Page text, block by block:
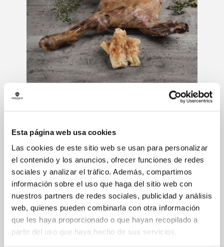
Esta página web usa cookies
Las cookies de este sitio web se usan para personalizar
el contenido y los anuncios, ofrecer funciones de redes
sociales y analizar el tráfico. Además, compartimos
información sobre el uso que haga del sitio web con
nuestros partners de redes sociales, publicidad y análisis
web, quienes pueden combinarla con otra información
que les haya proporcionado o que hayan recopilado a
partir del uso que haya hecho de sus servicios.
COCINADOS
DELANTERO DE CORDERO
LECHAL
DESCRIPCIÓN:
Delantero asado de lechal.
Usos
: como plato principal.